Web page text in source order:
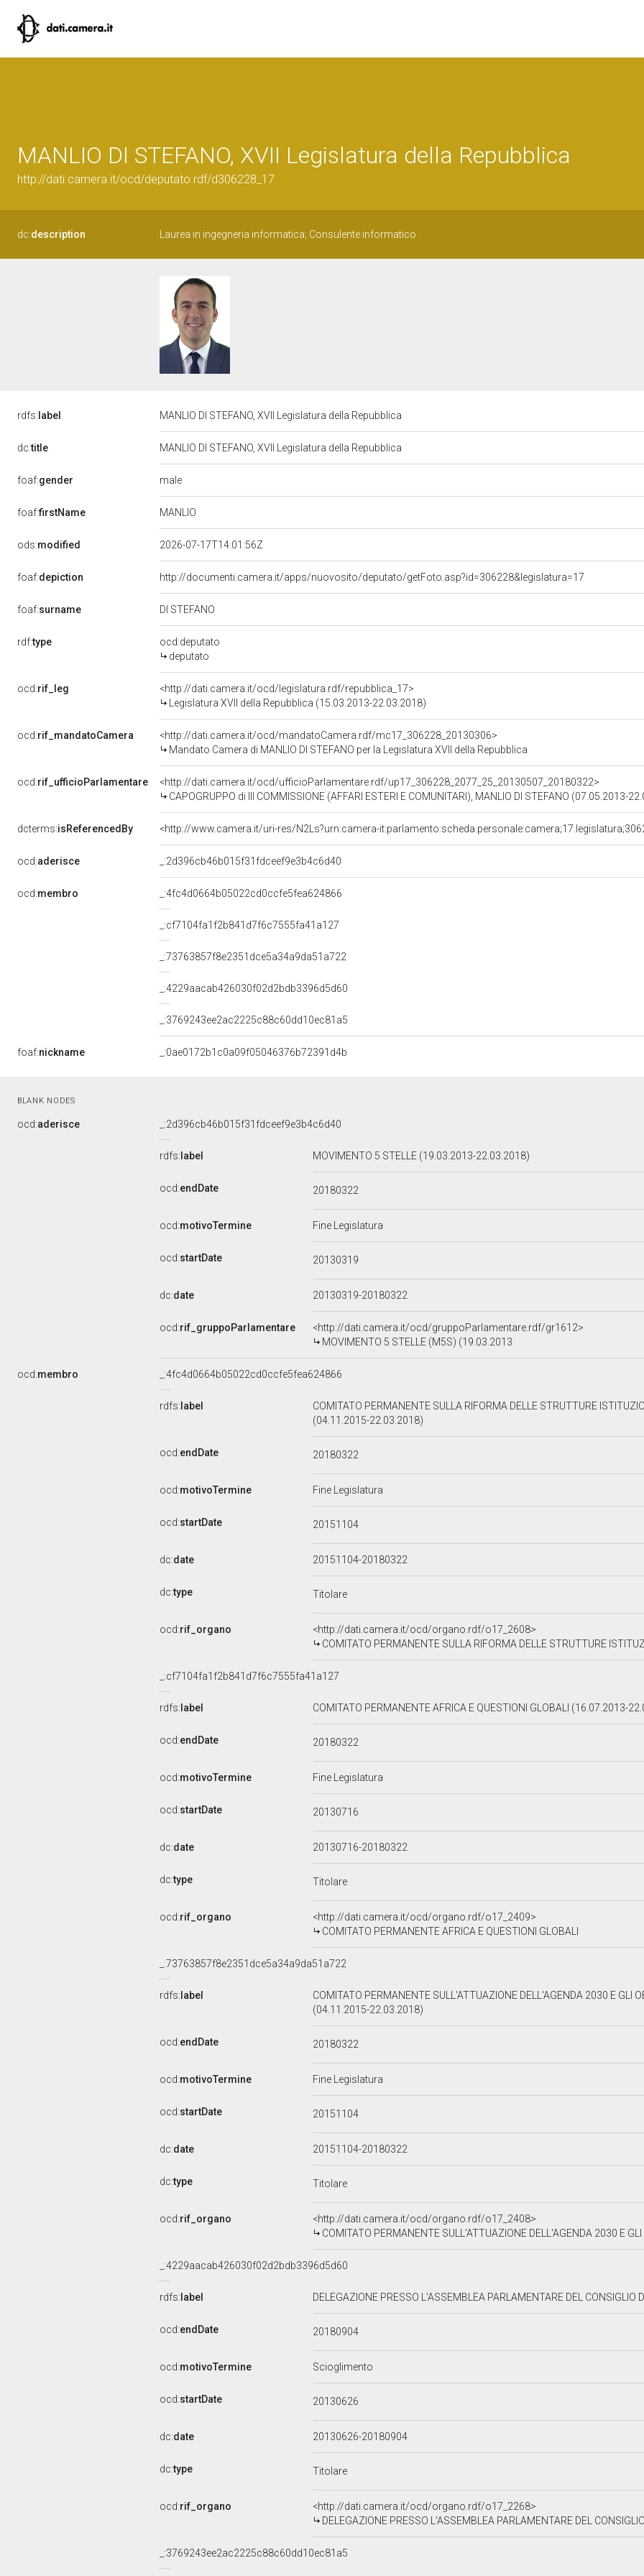
MANLIO DI STEFANO, XVII Legislatura della Repubblica
http://dati.camera.it/ocd/deputato.rdf/d306228_17
dc:description Laurea in ingegneria informatica; Consulente informatico
rdfs: label MANLIO DI STEFANO, XVII Legislatura della Repubblica
dc:title MANLIO DI STEFANO, XVII Legislatura della Repubblica
foaf:gender male
foaf:firstName MANLIO
ods:modified 2026-07-17T14:01:56Z
foaf:depiction http://documenti.camera.it/apps/nuovosito/deputato/getFoto.asp?id=306228&legislatura=17
foaf:surname DI STEFANO
rdf:type
ocd:deputato
deputato
ocd:rif_leg
<http://dati.camera.it/ocd/legislatura.rdf/repubblica_17>
Legislatura XVII della Repubblica (15.03.2013-22.03.2018)
ocd:rif_mandatoCamera
<http://dati.camera.it/ocd/mandatoCamera.rdf/mc17_306228_20130306>
Mandato Camera di MANLIO DI STEFANO per la Legislatura XVII della Repubblica
ocd:rif_ufficioParlamentare
<http://dati.camera.it/ocd/ufficioParlamentare.rdf/up17_306228_2077_25_20130507_20180322>
CAPOGRUPPO di III COMMISSIONE (AFFARI ESTERI E COMUNITARI), MANLIO DI STEFANO (07.05.2013-
dcterms:isReferencedBy <http://www.camera.it/uri-res/N2Ls?urn:camera-
ocd:aderisce _:2d396cb46b015f31fdceef9e3b4c6d40
ocd:membro _:4fc4d0664b05022cd0ccfe5fea624866
_:cf7104fa1f2b841d7f6c7555fa41a127
_:73763857f8e2351dce5a34a9da51a722
_:4229aacab426030f02d2bdb3396d5d60
_:3769243ee2ac2225c88c60dd10ec81a5
foaf:nickname _:0ae0172b1c0a09f05046376b72391d4b
BLANK NODES
ocd:aderisce _:2d396cb46b015f31fdceef9e3b4c6d40
rdfs: label MOVIMENTO 5 STELLE (19.03.2013-22.03.2018)
ocd:endDate 20180322
ocd:motivoTermine Fine Legislatura
ocd:startDate 20130319
dc:date 20130319-20180322
ocd:rif_gruppoParlamentare
<http://dati.camera.it/ocd/gruppoParlamentare.rdf/gr1612>
MOVIMENTO 5 STELLE (M5S) (19.03.2013
ocd:membro _:4fc4d0664b05022cd0ccfe5fea624866
rdfs: label
COMITATO PERMANENTE SULLA RIFORMA DELLE STRUTTURE
(04.11.2015-22.03.2018)
ocd:endDate 20180322
ocd:motivoTermine Fine Legislatura
ocd:startDate 20151104
dc:date 20151104-20180322
dc:type Titolare
ocd:rif_organo
<http://dati.camera.it/ocd/organo.rdf/o17_2608>
COMITATO PERMANENTE SULLA RIFORMA DELLE STRUTTURE
_:cf7104fa1f2b841d7f6c7555fa41a127
rdfs: label COMITATO PERMANENTE AFRICA E QUESTIONI GLOBALI (16.07.2013-
ocd:endDate 20180322
ocd:motivoTermine Fine Legislatura
ocd:startDate 20130716
dc:date 20130716-20180322
dc:type Titolare
ocd:rif_organo
<http://dati.camera.it/ocd/organo.rdf/o17_2409>
COMITATO PERMANENTE AFRICA E QUESTIONI GLOBALI
_:73763857f8e2351dce5a34a9da51a722
rdfs: label
COMITATO PERMANENTE SULL'ATTUAZIONE DELL'AGENDA 2030 E GLI
(04.11.2015-22.03.2018)
ocd:endDate 20180322
ocd:motivoTermine Fine Legislatura
ocd:startDate 20151104
dc:date 20151104-20180322
dc:type Titolare
ocd:rif_organo
<http://dati.camera.it/ocd/organo.rdf/o17_2408>
COMITATO PERMANENTE SULL'ATTUAZIONE DELL'AGENDA 2030 E
_:4229aacab426030f02d2bdb3396d5d60
rdfs: label DELEGAZIONE PRESSO L'ASSEMBLEA PARLAMENTARE DEL
ocd:endDate 20180904
ocd:motivoTermine Scioglimento
ocd:startDate 20130626
dc:date 20130626-20180904
dc:type Titolare
ocd:rif_organo
<http://dati.camera.it/ocd/organo.rdf/o17_2268>
DELEGAZIONE PRESSO L'ASSEMBLEA PARLAMENTARE DEL
_:3769243ee2ac2225c88c60dd10ec81a5